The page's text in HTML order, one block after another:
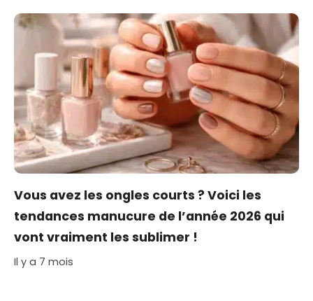
Vous avez les ongles courts ? Voici les
tendances manucure de l’année 2026 qui
vont vraiment les sublimer !
Il y a 7 mois